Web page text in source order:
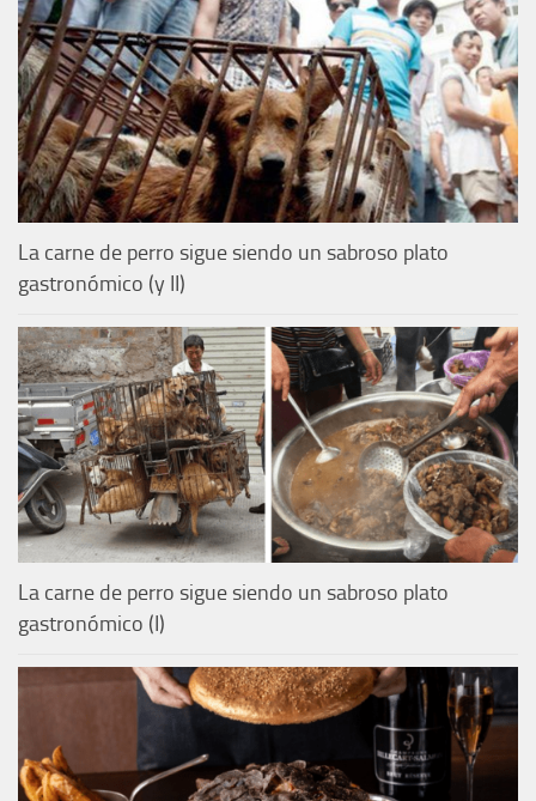
La carne de perro sigue siendo un sabroso plato
gastronómico (y II)
La carne de perro sigue siendo un sabroso plato
gastronómico (I)